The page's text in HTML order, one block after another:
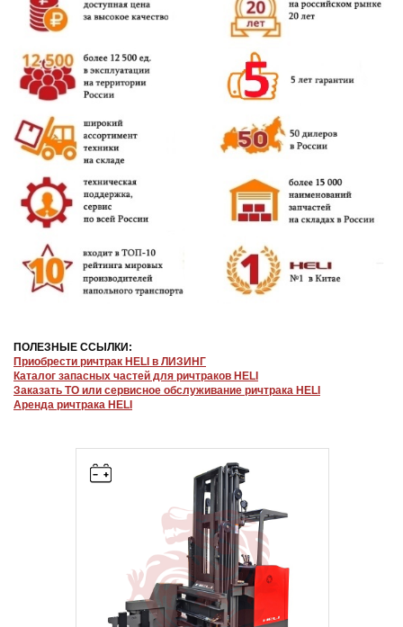
ПОЛЕЗНЫЕ ССЫЛКИ:
Приобрести ричтрак HELI в ЛИЗИНГ
Каталог запасных частей для ричтраков HELI
Заказать ТО или сервисное обслуживание ричтрака HELI
Аренда ричтрака HELI